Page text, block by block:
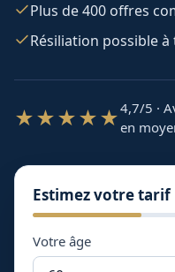
Plus de 400 offres
Résiliation possible
★★★★★4,7/5 ·
en
Estimez votre tarif
Votre âge